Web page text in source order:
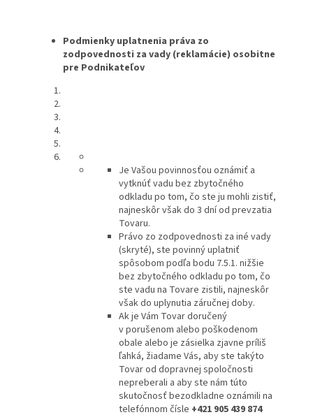
Podmienky uplatnenia práva zo
zodpovednosti za vady (reklamácie) osobitne
pre Podnikateľov
Je Vašou povinnosťou oznámiť a
vytknúť vadu bez zbytočného
odkladu po tom, čo ste ju mohli zistiť,
najneskôr však do 3 dní od prevzatia
Tovaru.
Právo zo zodpovednosti za iné vady
(skryté), ste povinný uplatniť
spôsobom podľa bodu 7.5.1. nižšie
bez zbytočného odkladu po tom, čo
ste vadu na Tovare zistili, najneskôr
však do uplynutia záručnej doby.
Ak je Vám Tovar doručený
v porušenom alebo poškodenom
obale alebo je zásielka zjavne príliš
ľahká, žiadame Vás, aby ste takýto
Tovar od dopravnej spoločnosti
nepreberali a aby ste nám túto
skutočnosť bezodkladne oznámili na
telefónnom čísle +421 905 439 874